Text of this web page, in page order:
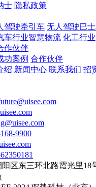
士 隐私政策
驾驶牵引车 无人驾驶巴
车行业智慧物流 化工行
作伙伴
功案例 合作伙伴
绍 新闻中心 联系我们 招
9900
区东三环北路霞光里18